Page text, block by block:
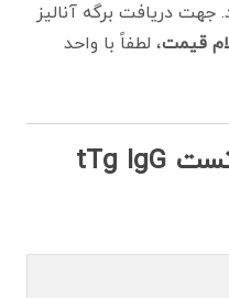
جهت دریافت برگه آنالیز
قیمت، لطفاً با واحد
مشخصات فنی کیت تست tTg IgG